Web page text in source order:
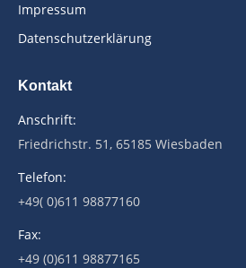
Impressum
Datenschutzerklärung
Kontakt
Anschrift:
Friedrichstr. 51, 65185 Wiesbaden
Telefon:
+49( 0)611 98877160
Fax:
+49 (0)611 98877165